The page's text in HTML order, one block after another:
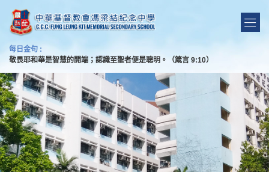
每日金句 :
敬畏耶和華是智慧的開端；認識至聖者便是聰明。（箴言 9:10）